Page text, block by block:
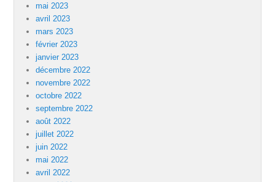
mai 2023
avril 2023
mars 2023
février 2023
janvier 2023
décembre 2022
novembre 2022
octobre 2022
septembre 2022
août 2022
juillet 2022
juin 2022
mai 2022
avril 2022